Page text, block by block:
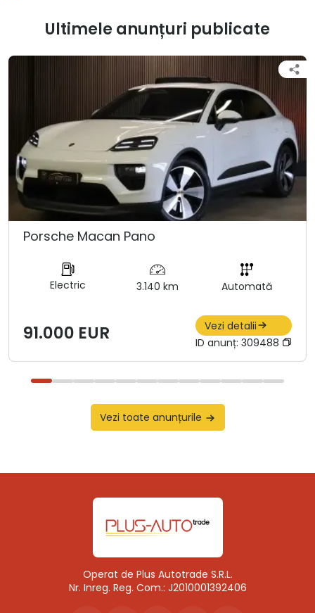
Ultimele anunțuri publicate
Porsche Macan Pano
Electric 3.140 km Automată
91.000 EUR
Vezi detalii
ID anunț: 309488
Vezi toate anunțurile
Operat de Plus Autotrade S.R.L.
Nr. Inreg. Reg. Com.: J2010001392406